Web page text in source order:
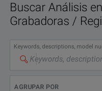
Buscar Análisis
Grabadoras /
Keywords, descriptions, model
AGRUPAR POR